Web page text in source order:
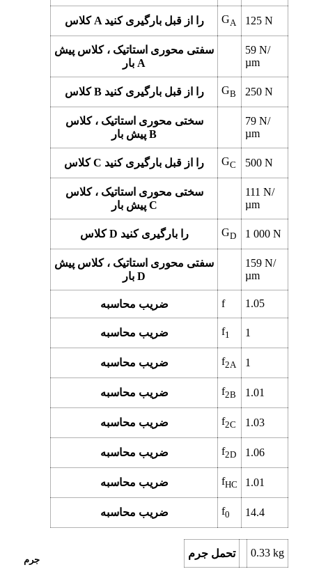
کلاس A را از قبل بارگیری کنید GA 125N
سفتی محوری استاتیک ، کلاس پیش
بار A
59N/
µm
کلاس B را از قبل بارگیری کنید GB 250N
سختی محوری استاتیک ، کلاس
پیش بار B
79N/
µm
کلاس C را از قبل بارگیری کنید GC 500N
سختی محوری استاتیک ، کلاس
پیش بار C
111N/
µm
کلاس D را بارگیری کنید GD 1 000N
سفتی محوری استاتیک ، کلاس پیش
بار D
159N/
µm
ضریب محاسبه f 1.05
ضریب محاسبه f1 1
ضریب محاسبه f2A 1
ضریب محاسبه f2B 1.01
ضریب محاسبه f2C 1.03
ضریب محاسبه f2D 1.06
ضریب محاسبه fHC 1.01
ضریب محاسبه f0 14.4
جرم
تحمل جرم 0.33kg